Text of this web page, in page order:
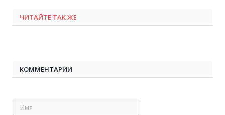
ЧИТАЙТЕ ТАК ЖЕ
КОММЕНТАРИИ